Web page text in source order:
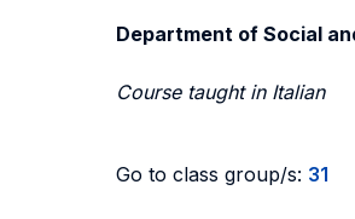
Department of Social
Course taught in Italian
Go to class group/s: 31